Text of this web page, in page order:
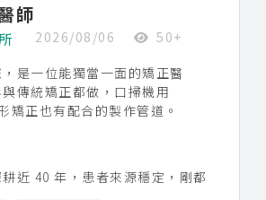
師
2026/08/06
50+
是一位能獨當一面的矯正醫
傳統矯正都做，口掃機用
矯正也有配合的製作管道。
近 40 年，患者來源穩定，剛都